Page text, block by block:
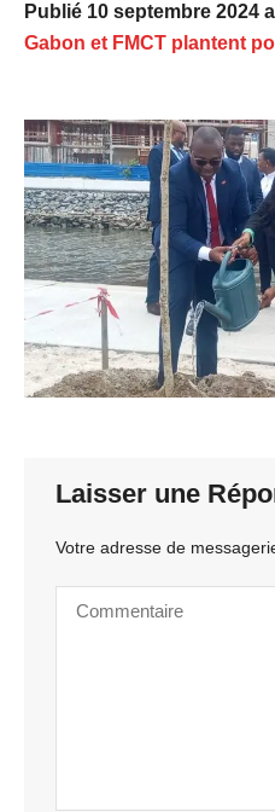
Publié 10 septembre 2024
Gabon et FMCT plantent
Laisser une
Votre adresse de